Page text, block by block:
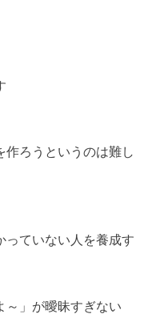
作ろうというのは難し
っていない人を養成す
～」が曖昧すぎない